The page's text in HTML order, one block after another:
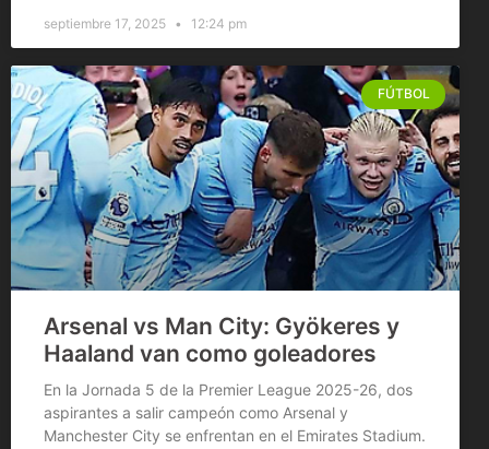
septiembre 17, 2025 12:24 pm
FÚTBOL
Arsenal vs Man City: Gyökeres y
Haaland van como goleadores
En la Jornada 5 de la Premier League 2025-26, dos
aspirantes a salir campeón como Arsenal y
Manchester City se enfrentan en el Emirates Stadium.